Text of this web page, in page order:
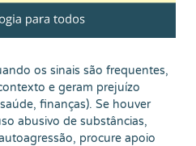
os sinais são frequentes,
e geram prejuízo
finanças). Se houver
abusivo de substâncias,
procure apoio